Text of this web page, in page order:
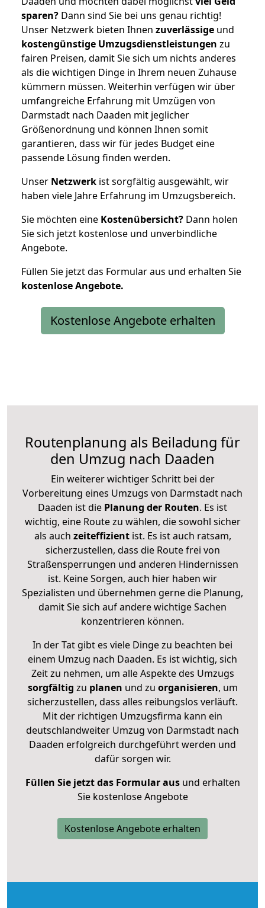
sparen? Dann sind Sie bei uns genau richtig!
Unser Netzwerk bieten Ihnen zuverlässige und
kostengünstige Umzugsdienstleistungen zu
fairen Preisen, damit Sie sich um nichts anderes
als die wichtigen Dinge in Ihrem neuen Zuhause
kümmern müssen. Weiterhin verfügen wir über
umfangreiche Erfahrung mit Umzügen von
Darmstadt nach Daaden mit jeglicher
Größenordnung und können Ihnen somit
garantieren, dass wir für jedes Budget eine
passende Lösung finden werden.
Unser Netzwerk ist sorgfältig ausgewählt, wir
haben viele Jahre Erfahrung im Umzugsbereich.
Sie möchten eine Kostenübersicht? Dann holen
Sie sich jetzt kostenlose und unverbindliche
Angebote.
Füllen Sie jetzt das Formular aus und erhalten Sie
kostenloseAngebote.
Kostenlose Angebote erhalten
Routenplanung als Beiladung für
den Umzug nach Daaden
Ein weiterer wichtiger Schritt bei der
Vorbereitung eines Umzugs von Darmstadt nach
Daaden ist die Planung der Routen. Es ist
wichtig, eine Route zu wählen, die sowohl sicher
als auch zeiteffizientist. Es ist auch ratsam,
sicherzustellen, dass die Route frei von
Straßensperrungen und anderen Hindernissen
ist. Keine Sorgen, auch hier haben wir
Spezialisten und übernehmen gerne die Planung,
damit Sie sich auf andere wichtige Sachen
konzentrieren können.
In der Tat gibt es viele Dinge zu beachten bei
einem Umzug nach Daaden. Es ist wichtig, sich
Zeit zu nehmen, um alle Aspekte des Umzugs
sorgfältig zu planen und zu organisieren, um
sicherzustellen, dass alles reibungslos verläuft.
Mit der richtigen Umzugsfirma kann ein
deutschlandweiter Umzug von Darmstadt nach
Daaden erfolgreich durchgeführt werden und
dafür sorgen wir.
Füllen Sie jetzt das Formular ausund erhalten
Sie kostenlose Angebote
Kostenlose Angebote erhalten